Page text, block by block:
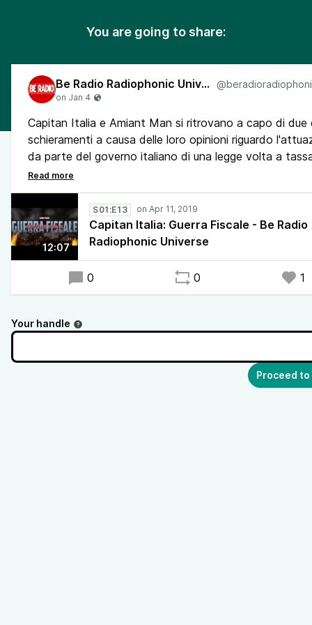
You are going to share:
Be Radio Radiophonic Universe
Capitan Italia e Amiant Man si ritrovano a capo di due
schieramenti a causa delle loro opinioni riguardo
da parte del governo italiano di una legge volta a
tutte le attività superumane. Ma un attentato
Paese, e si riapre la caccia al Soldato d'Estate...
12:07
S01:E13
Capitan Italia: Guerra Fiscale - Be Radio
Radiophonic Universe
0 0 1
Your handle
Proceed